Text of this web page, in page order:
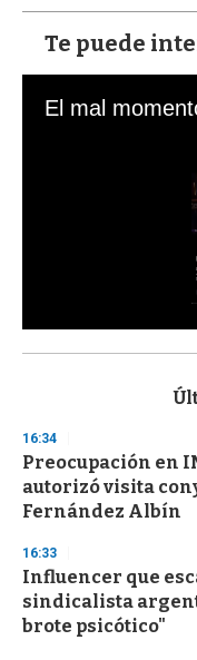
Te puede
s
d
s
o
f
3
s
e
c
o
n
16:34
Preocupación en
autorizó visita
Fernández Albín
16:33
Influencer que
sindicalista
brote psicótico"